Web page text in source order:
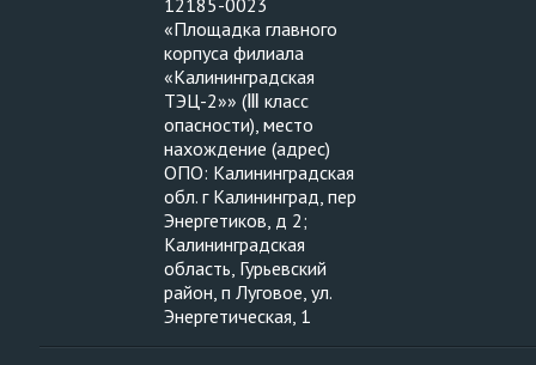
12185-0023
«Площадка главного
корпуса филиала
«Калининградская
ТЭЦ-2»» (Ⅲ класс
опасности), место
нахождение (адрес)
ОПО: Калининградская
обл. г Калининград, пер
Энергетиков, д 2;
Калининградская
область, Гурьевский
район, п Луговое, ул.
Энергетическая, 1